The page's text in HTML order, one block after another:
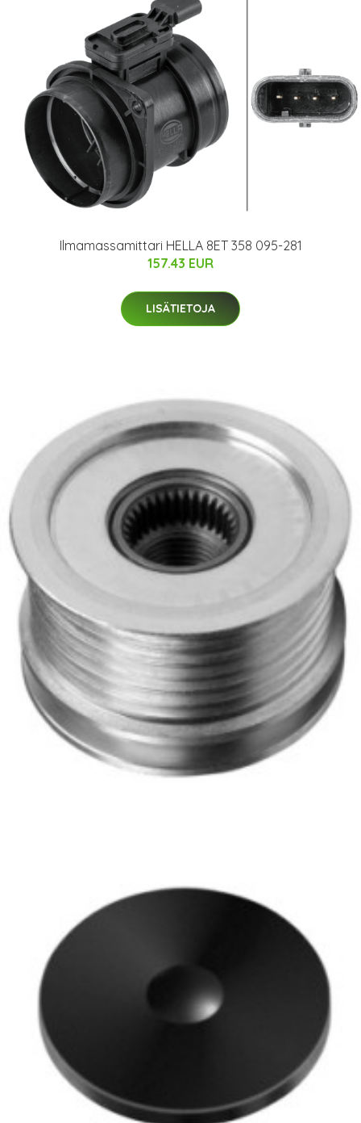
Ilmamassamittari HELLA 8ET 358 095-281
157.43 EUR
LISÄTIETOJA